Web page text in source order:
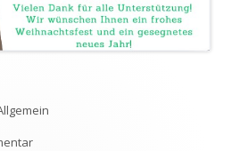
zu Weihnachtspause